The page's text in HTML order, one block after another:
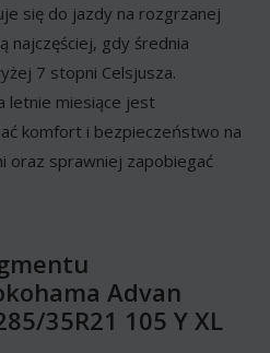
się do jazdy na rozgrzanej
najczęściej, gdy średnia
7 stopni Celsjusza.
letnie miesiące jest
komfort i bezpieczeństwo na
oraz sprawniej zapobiegać
Advan
35R21 105 Y XL